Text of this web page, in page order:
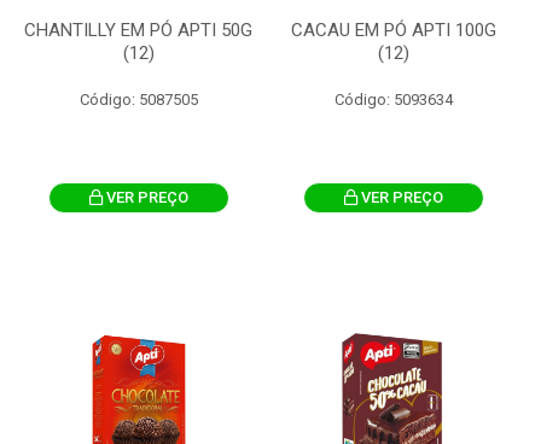
CHANTILLY EM PÓ APTI 50G
(12)
Código: 5087505
VER PREÇO
CACAU EM PÓ APTI 100G
(12)
Código: 5093634
VER PREÇO